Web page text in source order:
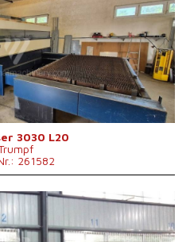
2010
3000 mm
1500 mm
20 mm
4000 W
nein
900 kg
H8800 x 6010 x 2400 mm
nein
3030 L20
261582